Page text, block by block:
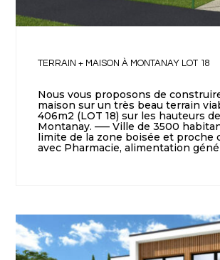
TERRAIN + MAISON À MONTANAY LOT 18
Nous vous proposons de
maison sur un très beau terrain
406m2 (LOT 18) sur les hauteurs de
Montanay. —– Ville de 3500
limite de la zone boisée et proche
avec Pharmacie, alimentation